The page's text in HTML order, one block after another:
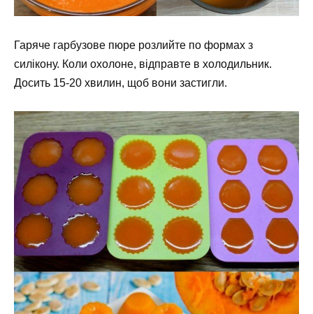
Гаряче гарбузове пюре розлийте по формах з
силікону. Коли охолоне, відправте в холодильник.
Досить 15-20 хвилин, щоб вони застигли.